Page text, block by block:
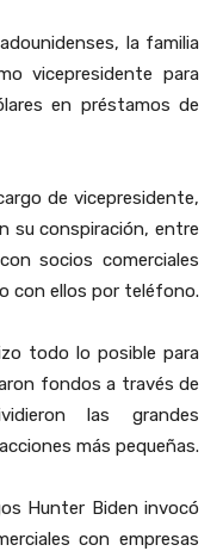
la familia
vicepresidente para
en préstamos de
de vicepresidente,
su conspiración, entre
socios comerciales
con ellos por teléfono.
todo lo posible para
fondos a través de
las grandes
más pequeñas.
Hunter Biden invocó
con empresas